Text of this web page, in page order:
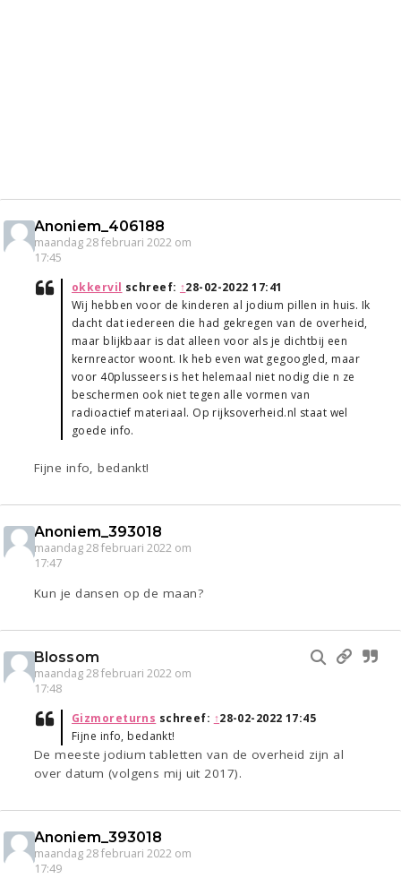
Anoniem_406188
maandag 28 februari 2022 om
17:45
okkervil schreef: ↑28-02-2022 17:41
Wij hebben voor de kinderen al jodium pillen in huis. Ik
dacht dat iedereen die had gekregen van de overheid,
maar blijkbaar is dat alleen voor als je dichtbij een
kernreactor woont. Ik heb even wat gegoogled, maar
voor 40plusseers is het helemaal niet nodig die n ze
beschermen ook niet tegen alle vormen van
radioactief materiaal. Op rijksoverheid.nl staat wel
goede info.
Fijne info, bedankt!
Anoniem_393018
maandag 28 februari 2022 om
17:47
Kun je dansen op de maan?
Blossom
maandag 28 februari 2022 om
17:48
Gizmoreturns schreef: ↑28-02-2022 17:45
Fijne info, bedankt!
De meeste jodium tabletten van de overheid zijn al
over datum (volgens mij uit 2017).
Anoniem_393018
maandag 28 februari 2022 om
17:49